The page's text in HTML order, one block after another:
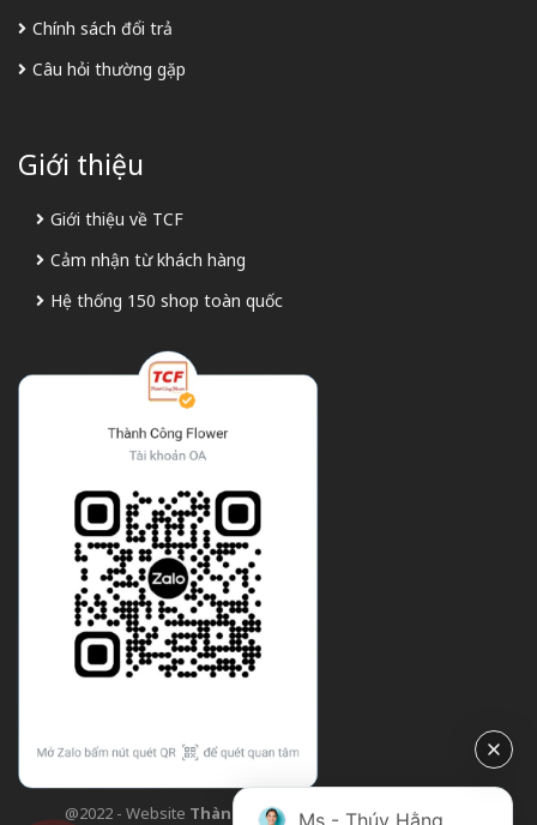
Chính sách đổi trả
Câu hỏi thường gặp
Giới thiệu
Giới thiệu về TCF
Cảm nhận từ khách hàng
Hệ thống 150 shop toàn quốc
@2022 - Website Thành Công Flower| Design bởi
Ms - Thúy Hằng